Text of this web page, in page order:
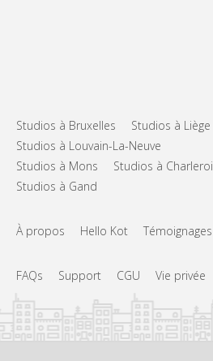
Studios à Bruxelles Studios à Liège
Studios à Louvain-La-Neuve
Studios à Mons
Studios à Charleroi
Studios à Gand
À propos Hello Kot Témoignages
FAQs Support CGU Vie privée